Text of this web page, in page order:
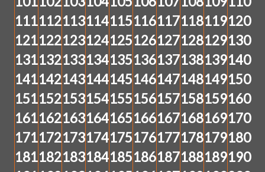
111112113114115116117118119120
121122123124125126127128129130
131132133134135136137138139140
141142143144145146147148149150
151152153154155156157158159160
161162163164165166167168169170
171172173174175176177178179180
181182183184185186187188189190